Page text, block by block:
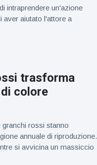
intraprendere un'azione
aver aiutato l'attore a
trasforma
colore
granchi rossi stanno
annuale di riproduzione.
si avvicina un massiccio